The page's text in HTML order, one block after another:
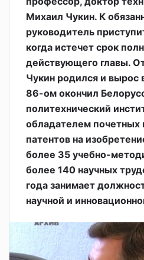
Михаил Чукин. К
руководитель
когда истечет срок
действующего главы.
Чукин родился и вырос
86-ом окончил
политехнический
обладателем почетных
патентов на
более 35 учебно-
более 140 научных
года занимает
научной и